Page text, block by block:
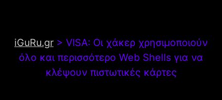
iGuRu.gr > VISA: Οι χάκερ χρησιμοποιούν
όλο και περισσότερο Web Shells για να
κλέψουν πιστωτικές κάρτες